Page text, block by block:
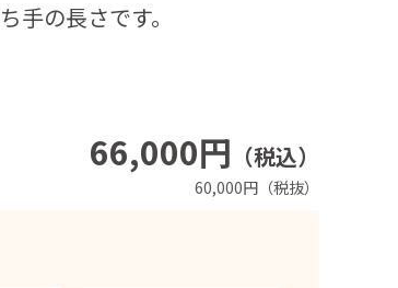
66,000円 （税込）
60,000円（税抜）
手の長さです。